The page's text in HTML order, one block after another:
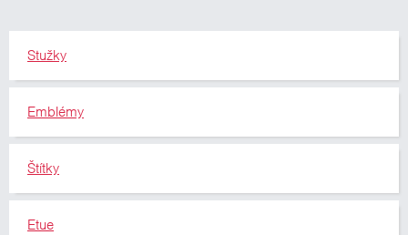
Stužky
Emblémy
Štítky
Etue